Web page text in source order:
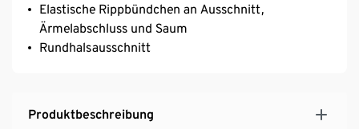
Elastische Rippbündchen an Ausschnitt,
Ärmelabschluss und Saum
Rundhalsausschnitt
Produktbeschreibung